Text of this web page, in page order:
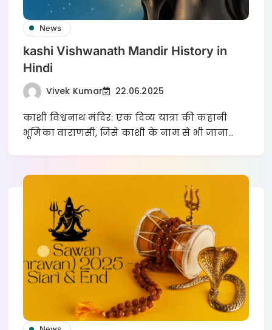
News
kashi Vishwanath Mandir History in
Hindi
Vivek Kumar 22.06.2025
काशी विश्वनाथ मंदिर: एक दिव्य यात्रा की कहानी
भूमिका वाराणसी, जिसे काशी के नाम से भी जाना…